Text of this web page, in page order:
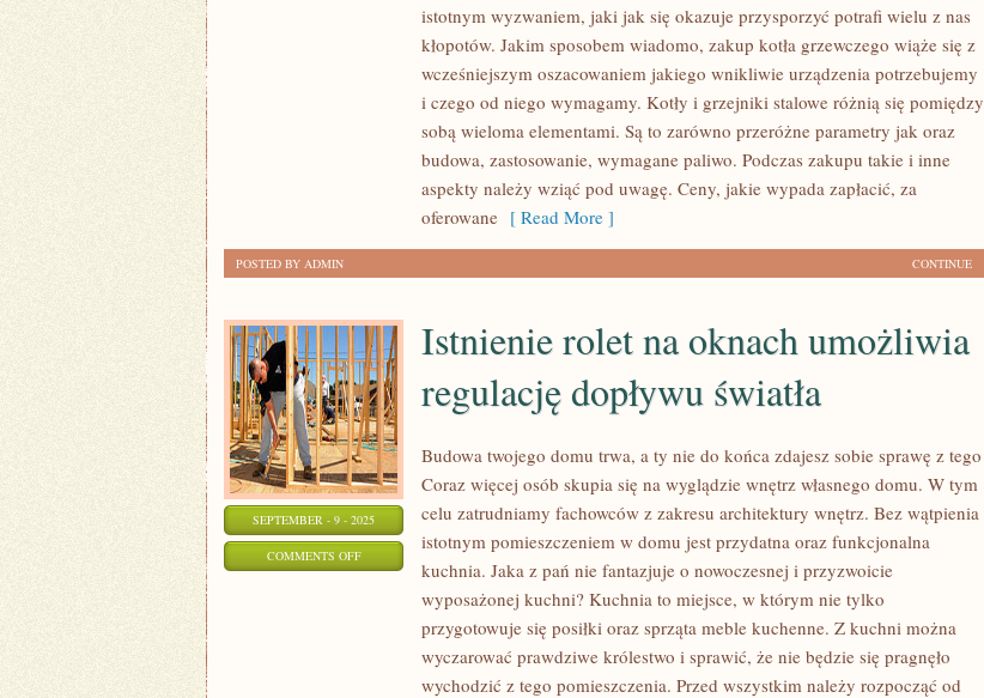
GRZEWCZY
NAJISTOTNIEJSZYM
DETALEM
CAŁEGO
OGRZEWANIA
istotnym wyzwaniem, jaki jak się okazuje przysporzyć potrafi wielu z nas
kłopotów. Jakim sposobem wiadomo, zakup kotła grzewczego wiąże się z
wcześniejszym oszacowaniem jakiego wnikliwie urządzenia potrzebujemy
i czego od niego wymagamy. Kotły i grzejniki stalowe różnią się pomiędzy
sobą wieloma elementami. Są to zarówno przeróżne parametry jak oraz
budowa, zastosowanie, wymagane paliwo. Podczas zakupu takie i inne
aspekty należy wziąć pod uwagę. Ceny, jakie wypada zapłacić, za
oferowane [ Read More ]
CONTINUE
POSTED BY ADMIN
SEPTEMBER - 9 - 2025
COMMENTS OFFON
Istnienie rolet na oknach umożliwia
regulację dopływu światła
Budowa twojego domu trwa, a ty nie do końca zdajesz sobie sprawę z tego
Coraz więcej osób skupia się na wyglądzie wnętrz własnego domu. W tym
celu zatrudniamy fachowców z zakresu architektury wnętrz. Bez wątpienia
istotnym pomieszczeniem w domu jest przydatna oraz funkcjonalna
kuchnia. Jaka z pań nie fantazjuje o nowoczesnej i przyzwoicie
wyposażonej kuchni? Kuchnia to miejsce, w którym nie tylko
przygotowuje się posiłki oraz sprząta meble kuchenne. Z kuchni można
wyczarować prawdziwe królestwo i sprawić, że nie będzie się pragnęło
wychodzić z tego pomieszczenia. Przed wszystkim należy rozpocząć od